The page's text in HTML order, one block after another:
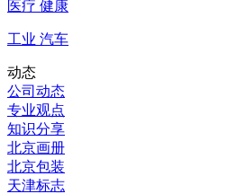
医疗 健康
工业 汽车
动态
公司动态
专业观点
知识分享
北京画册
北京包装
天津标志